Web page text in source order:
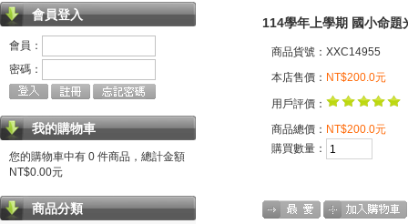
會員登入
會員：
密碼：
我的購物車
您的購物車中有 0 件商品，總計金額
NT$0.00元
商品分類
114學年上學期 國小命
商品貨號：XXC14955
本店售價： NT$200.0元
用戶評價：
商品總價： NT$200.0元
購買數量：